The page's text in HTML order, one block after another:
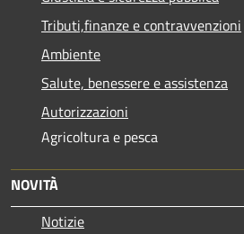
Tributi,finanze e contravvenzioni
Ambiente
Salute, benessere e assistenza
Autorizzazioni
Agricoltura e pesca
NOVITÀ
Notizie